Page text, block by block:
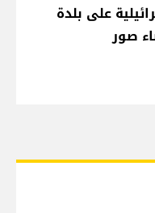
على بلدة
صور